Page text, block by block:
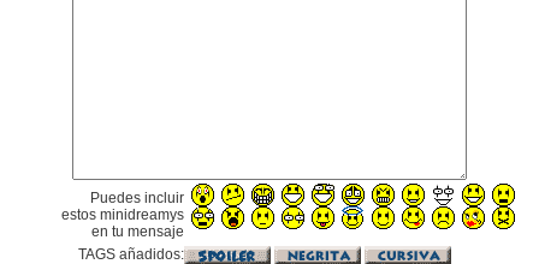
Puedes incluir
estos minidreamys
en tu mensaje
TAGS añadidos: